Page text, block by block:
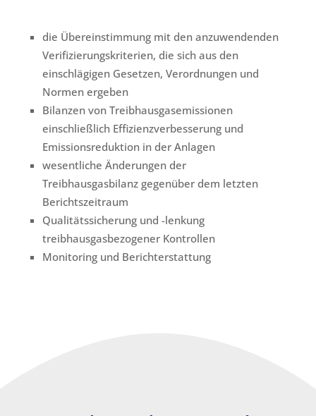
die Übereinstimmung mit den anzuwendenden
Verifizierungskriterien, die sich aus den
einschlägigen Gesetzen, Verordnungen und
Normen ergeben
Bilanzen von Treibhausgasemissionen
einschließlich Effizienzverbesserung und
Emissionsreduktion in der Anlagen
wesentliche Änderungen der
Treibhausgasbilanz gegenüber dem letzten
Berichtszeitraum
Qualitätssicherung und -lenkung
treibhausgasbezogener Kontrollen
Monitoring und Berichterstattung